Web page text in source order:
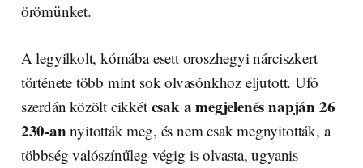
örömünket.
A legyilkolt, kómába esett oroszhegyi nárciszkert
története több mint sok olvasónkhoz eljutott. Ufó
szerdán közölt cikkét csak a megjelenés napján 26
230-annyitották meg, és nem csak megnyitották, a
többség valószínűleg végig is olvasta, ugyanis